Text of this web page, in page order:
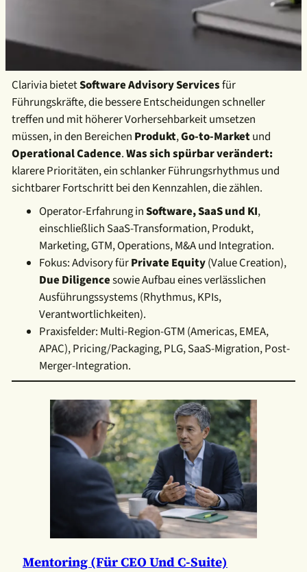
Clarivia bietetSoftware Advisory Servicesfür
Führungskräfte, die bessere Entscheidungen schneller
treffen und mit höherer Vorhersehbarkeit umsetzen
müssen, in den Bereichen Produkt,Go-to-Marketund
Operational Cadence.Was sich spürbar verändert:
klarere Prioritäten, ein schlanker Führungsrhythmus und
sichtbarer Fortschritt bei den Kennzahlen, die zählen.
Operator-Erfahrung inSoftware, SaaS und KI,
einschließlich SaaS-Transformation, Produkt,
Marketing, GTM, Operations, M&A und Integration.
Fokus: Advisory fürPrivate Equity(Value Creation),
Due Diligencesowie Aufbau eines verlässlichen
Ausführungssystems (Rhythmus, KPIs,
Verantwortlichkeiten).
Praxisfelder: Multi-Region-GTM (Americas, EMEA,
APAC), Pricing/Packaging, PLG, SaaS-Migration, Post-
Merger-Integration.
Mentoring (für CEO Und C-Suite)